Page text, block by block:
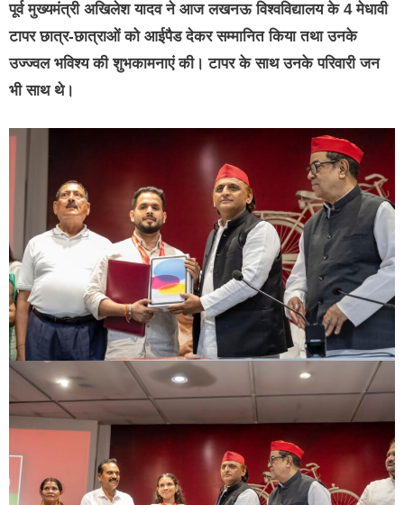
पूर्व मुख्यमंत्री अखिलेश यादव ने आज लखनऊ विश्वविद्यालय के 4 मेधावी
टापर छात्र-छात्राओं को आईपैड देकर सम्मानित किया तथा उनके
उज्ज्वल भविश्य की शुभकामनाएं की। टापर के साथ उनके परिवारी जन
भी साथ थे।